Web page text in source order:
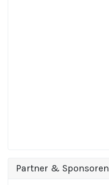
Partner & Sponsoren